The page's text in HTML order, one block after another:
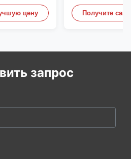
цену
встроенная
20mA/RS485
Получите
запрос